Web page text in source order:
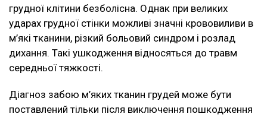
грудної клітини безболісна. Однак при великих
ударах грудної стінки можливі значні крововиливи в
м’які тканини, різкий больовий синдром і розлад
дихання. Такі ушкодження відносяться до травм
середньої тяжкості.
Діагноз забою м’яких тканин грудей може бути
поставлений тільки після виключення пошкодження